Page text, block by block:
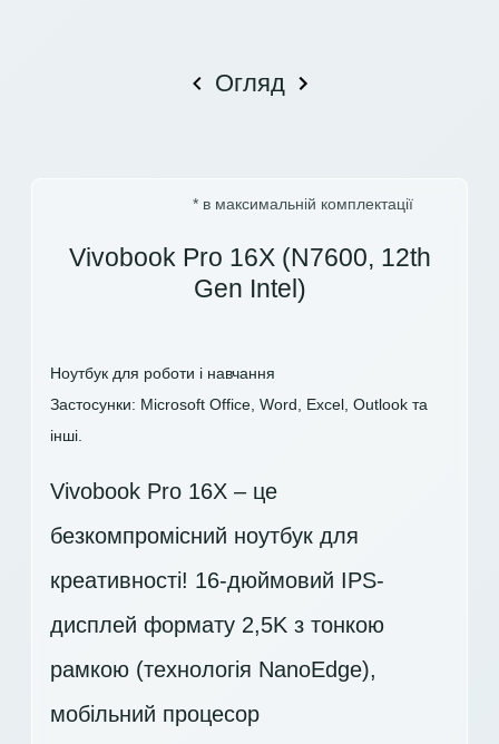
Огляд
* в максимальній комплектації
Vivobook Pro 16X (N7600, 12th
Gen Intel)
Ноутбук для роботи і навчання
Застосунки: Microsoft Office, Word, Excel, Outlook та
інші.
Vivobook Pro 16X – це
безкомпромісний ноутбук для
креативності! 16-дюймовий IPS-
дисплей формату 2,5K з тонкою
рамкою (технологія NanoEdge),
мобільний процесор